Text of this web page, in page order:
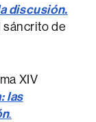
discusión.
sáncrito de
XIV
las
.